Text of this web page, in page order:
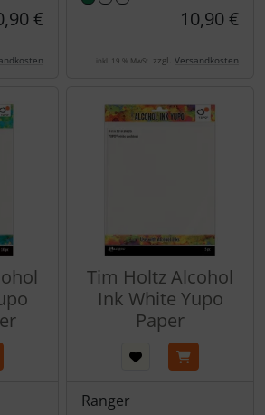
€ 10,90 €
inkl. 19 % MwSt. zzgl. Versandkosten
Tim Holtz Alcohol
Ink White Yupo
Paper
Ranger